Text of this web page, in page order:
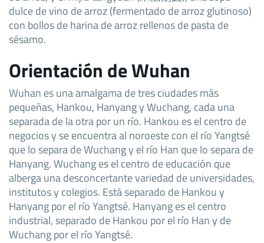
dulce de vino de arroz (fermentado de arroz glutinoso)
con bollos de harina de arroz rellenos de pasta de
sésamo.
Orientación de Wuhan
Wuhan es una amalgama de tres ciudades más
pequeñas, Hankou, Hanyang y Wuchang, cada una
separada de la otra por un río. Hankou es el centro de
negocios y se encuentra al noroeste con el río Yangtsé
que lo separa de Wuchang y el río Han que lo separa de
Hanyang. Wuchang es el centro de educación que
alberga una desconcertante variedad de universidades,
institutos y colegios. Está separado de Hankou y
Hanyang por el río Yangtsé. Hanyang es el centro
industrial, separado de Hankou por el río Han y de
Wuchang por el río Yangtsé.